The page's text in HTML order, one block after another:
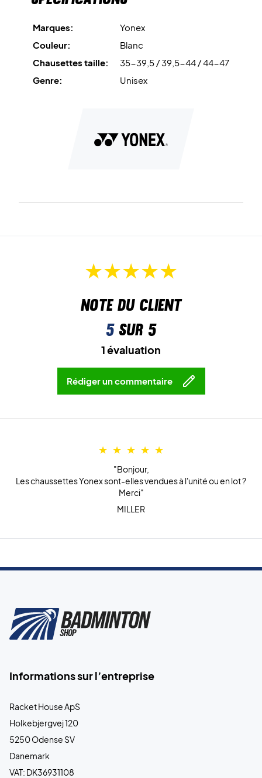
Marques:
Yonex
Couleur:
Blanc
Chausettes taille:
35-39,5 / 39,5-44 / 44-47
Genre:
Unisex
Note du client
5sur 5
1 évaluation
Rédiger un commentaire
"Bonjour,
Les chaussettes Yonex sont-elles vendues à l'unité ou en lot ?
Merci"
MILLER
Informations sur l’entreprise
Racket House ApS
Holkebjergvej 120
5250 Odense SV
Danemark
VAT: DK36931108